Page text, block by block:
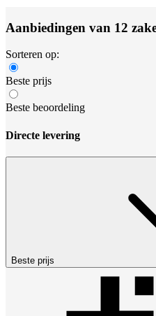
Aanbiedingen van 12
Sorteren op:
Beste prijs
Beste beoordeling
Directe levering
Beste prijs